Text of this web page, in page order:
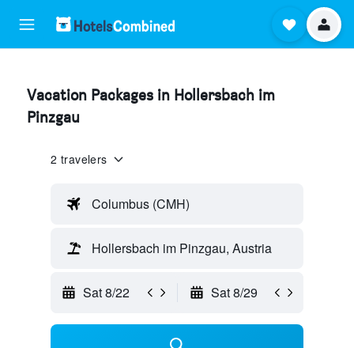
Vacation Packages in Hollersbach im
Pinzgau
2 travelers
Columbus (CMH)
Hollersbach im Pinzgau, Austria
Sat 8/22 Sat 8/29